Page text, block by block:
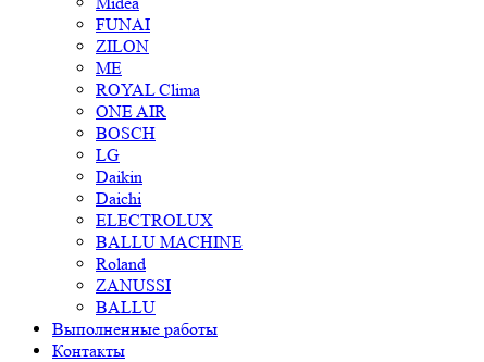
FUNAI
ZILON
ME
ROYAL Clima
ONE AIR
BOSCH
LG
Daikin
Daichi
ELECTROLUX
BALLU MACHINE
Roland
ZANUSSI
BALLU
Выполненные работы
Контакты